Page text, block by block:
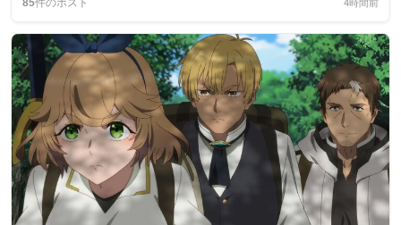
85件のポスト 4時間前